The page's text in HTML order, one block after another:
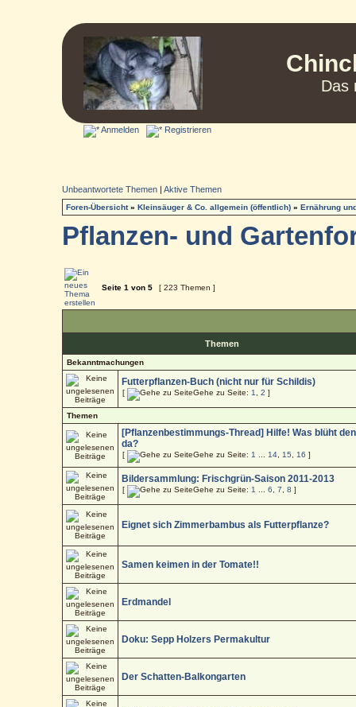
Das
Anmelden Registrieren
Unbeantwortete Themen |Aktive Themen
Foren-Übersicht»Kleinsäuger & Co. allgemein (öffentlich) »Ernährung
Pflanzen- und
Seite1 von5 [ 223 Themen ]
Themen
Bekanntmachungen
Futterpflanzen-Buch (nicht nur für Schildis)
[ Gehe zu Seite: 1 ,2 ]
Themen
[Pflanzenbestimmungs-Thread] Hilfe! Was blüht
da?
[ Gehe zu Seite: 1 14 15 16 ]
Bildersammlung: Frischgrün-Saison 2011-2013
[ Gehe zu Seite: 1 ...6 ,7 ,8 ]
Eignet sich Zimmerbambus als Futterpflanze?
Samen keimen in der Tomate!!
Erdmandel
Doku: Sepp Holzers Permakultur
Der Schatten-Balkongarten